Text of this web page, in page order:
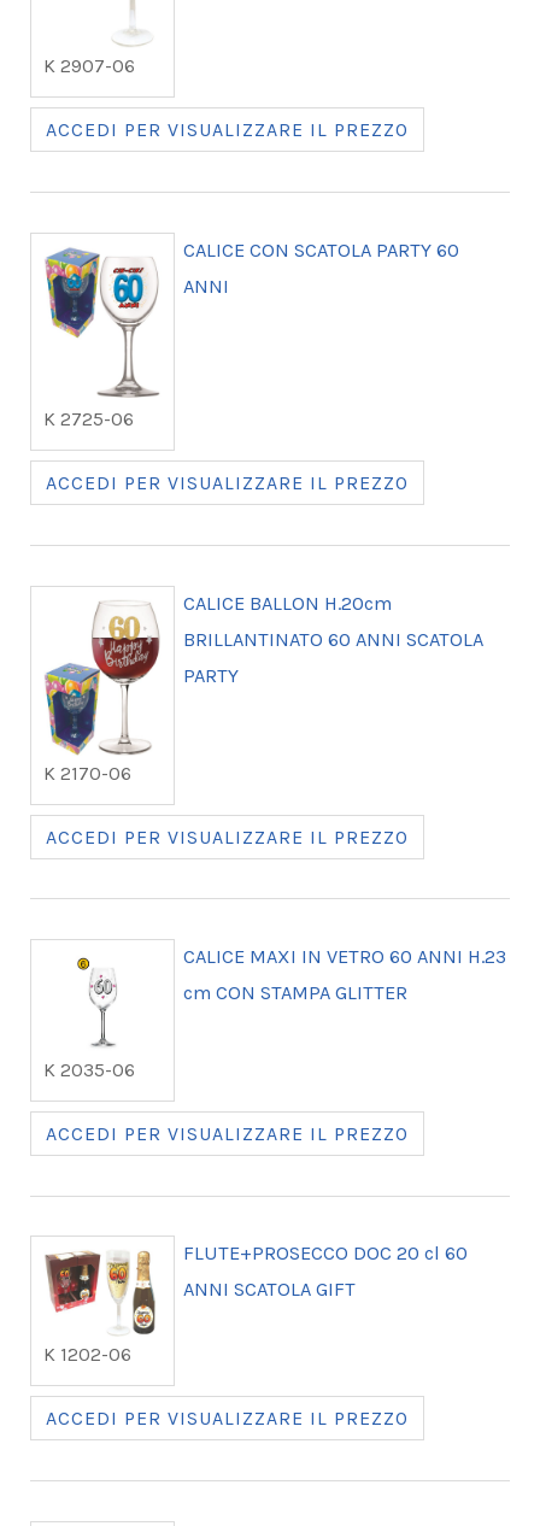
K 2907-06
ACCEDI PER VISUALIZZARE IL PREZZO
K 2725-06
CALICE CON SCATOLA PARTY 60
ANNI
ACCEDI PER VISUALIZZARE IL PREZZO
K 2170-06
CALICE BALLON H.20cm
BRILLANTINATO 60 ANNI SCATOLA
PARTY
ACCEDI PER VISUALIZZARE IL PREZZO
K 2035-06
CALICE MAXI IN VETRO 60 ANNI H.23
cm CON STAMPA GLITTER
ACCEDI PER VISUALIZZARE IL PREZZO
K 1202-06
FLUTE+PROSECCO DOC 20 cl 60
ANNI SCATOLA GIFT
ACCEDI PER VISUALIZZARE IL PREZZO